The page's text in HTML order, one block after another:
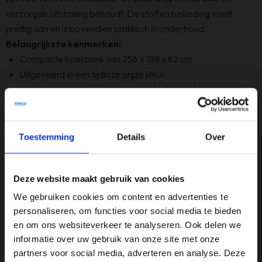
Toestemming Details Over
Deze website maakt gebruik van cookies
We gebruiken cookies om content en advertenties te
personaliseren, om functies voor social media te bieden
en om ons websiteverkeer te analyseren. Ook delen we
informatie over uw gebruik van onze site met onze
partners voor social media, adverteren en analyse. Deze
verzorgde uitstraling behoudt. De stoffen bekleding voelt
prettig aan en is bovendien praktisch in onderhoud.
Belangrijkste kenmerken:
Compacte hoekbank van 256 x 188 x 82 cm
Uitgevoerd in een tijdloze grijze kleur
Vaste kussens voor een nette en strakke uitstraling
Comfortabele zit dankzij Nosag binnenvering en polyether
Duurzame en onderhoudsvriendelijke stoffen bekleding
Stevig stalen frame voor langdurig gebruik
Rechterhoek opstelling, geschikt voor diverse
woonruimtes
Met de Haluta Hoekbank Zwolle haal je een comfortabele en
stijlvolle bank in huis die perfect aansluit bij jouw interieur.